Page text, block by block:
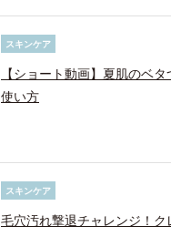
スキンケア
【ショート動画】夏肌のベ
使い方
スキンケア
毛穴汚れ撃退チャレンジ！